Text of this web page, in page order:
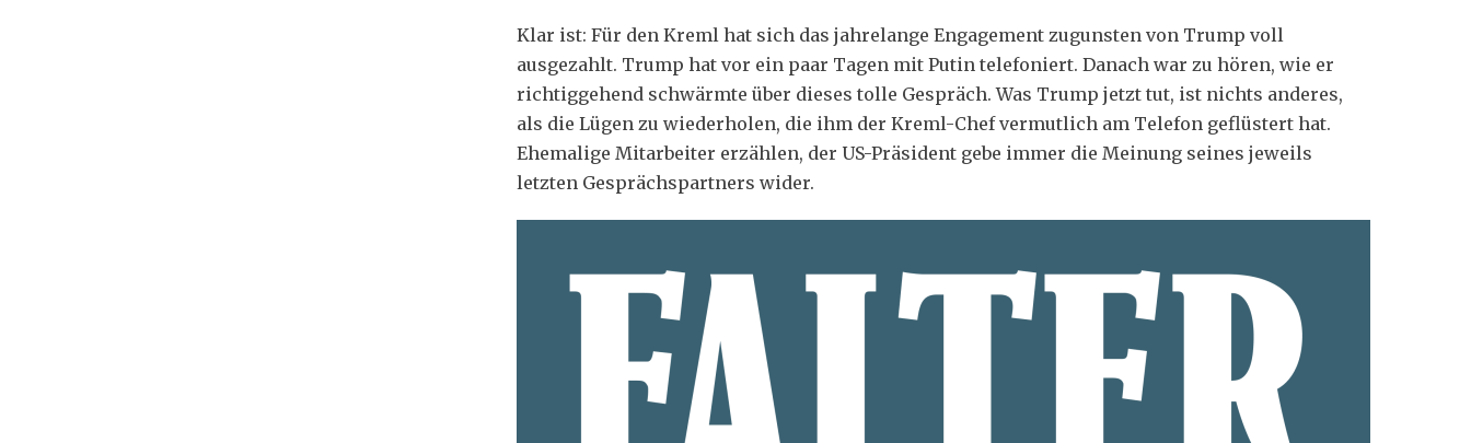
Klar ist: Für den Kreml hat sich das jahrelange Engagement zugunsten von Trump voll
ausgezahlt. Trump hat vor ein paar Tagen mit Putin telefoniert. Danach war zu hören, wie er
richtiggehend schwärmte über dieses tolle Gespräch. Was Trump jetzt tut, ist nichts anderes,
als die Lügen zu wiederholen, die ihm der Kreml-Chef vermutlich am Telefon geflüstert hat.
Ehemalige Mitarbeiter erzählen, der US-Präsident gebe immer die Meinung seines jeweils
letzten Gesprächspartners wider.